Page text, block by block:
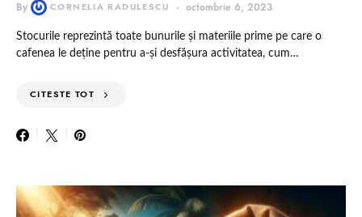
By CORNELIA RADULESCU octombrie 6, 2023
Stocurile reprezintă toate bunurile și materiile prime pe care o
cafenea le deține pentru a-și desfășura activitatea, cum…
CITESTE TOT